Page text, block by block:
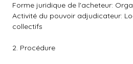
Forme juridique de l'acheteur:
Activité du pouvoir adjudicateur:
collectifs
2. Procédure